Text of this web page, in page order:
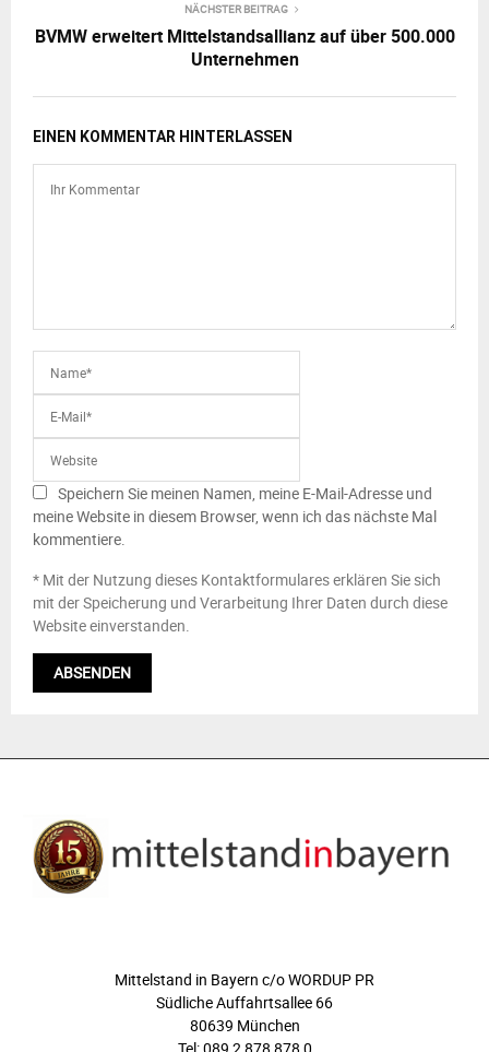
NÄCHSTER BEITRAG
BVMW erweitert Mittelstandsallianz auf über 500.000
Unternehmen
EINEN KOMMENTAR HINTERLASSEN
Speichern Sie meinen Namen, meine E-Mail-Adresse und
meine Website in diesem Browser, wenn ich das nächste Mal
kommentiere.
* Mit der Nutzung dieses Kontaktformulares erklären Sie sich
mit der Speicherung und Verarbeitung Ihrer Daten durch diese
Website einverstanden.
Mittelstand in Bayern c/o WORDUP PR
Südliche Auffahrtsallee 66
80639 München